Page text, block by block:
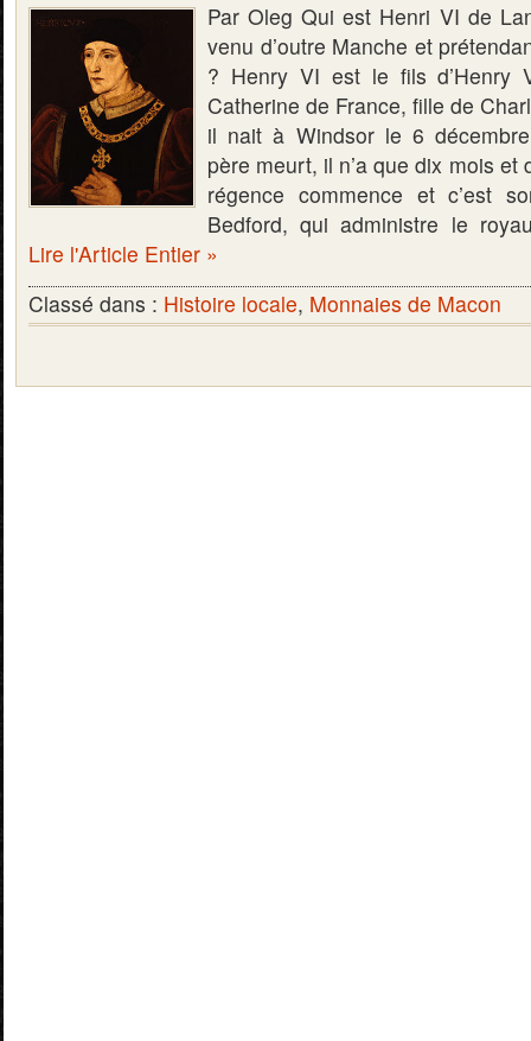
Par Oleg Qui est Henri VI de
venu d’outre Manche et
? Henry VI est le fils d’Henry
Catherine de France, fille de
il nait à Windsor le 6
père meurt, il n’a que dix mois et
régence commence et c’est
Bedford, qui administre le
Lire l'Article Entier »
Classé dans : Histoire locale, Monnaies de Macon